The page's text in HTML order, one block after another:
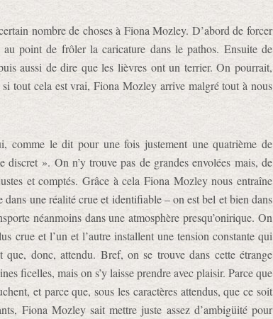
nombre de choses à Fiona Mozley. D’abord de forcer
point de frôler la caricature dans le pathos. Ensuite de
aussi de dire que les lièvres ont un terrier. On pourrait,
tout cela est vrai, Fiona Mozley arrive malgré tout à nous
comme le dit pour une fois justement une quatrième de
». On n’y trouve pas de grandes envolées mais, de
et comptés. Grâce à cela Fiona Mozley nous entraîne
une réalité crue et identifiable – on est bel et bien dans
néanmoins dans une atmosphère presqu’onirique. On
crue et l’un et l’autre installent une tension constante qui
que, donc, attendu. Bref, on se trouve dans cette étrange
ficelles, mais on s’y laisse prendre avec plaisir. Parce que
et parce que, sous les caractères attendus, que ce soit
Fiona Mozley sait mettre juste assez d’ambigüité pour